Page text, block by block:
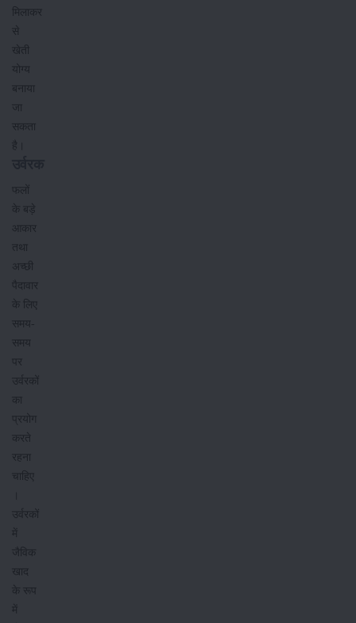
मिलाकर
से
खेती
योग्य
बनाया
जा
सकता
है।
फलों
के बड़े
आकार
तथा
अच्छी
पैदावार
के लिए
समय-
समय
पर
उर्वरकों
का
प्रयोग
करते
रहना
चाहिए
उर्वरकों
में
जैविक
खाद
के रूप
में